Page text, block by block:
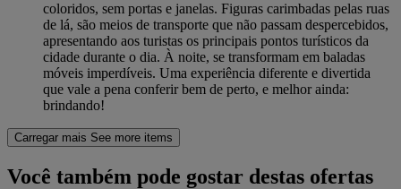
coloridos, sem portas e janelas. Figuras carimbadas pelas ruas
de lá, são meios de transporte que não passam despercebidos,
apresentando aos turistas os principais pontos turísticos da
cidade durante o dia. À noite, se transformam em baladas
móveis imperdíveis. Uma experiência diferente e divertida
que vale a pena conferir bem de perto, e melhor ainda:
brindando!
Carregar mais See more items
Você também pode gostar destas ofertas